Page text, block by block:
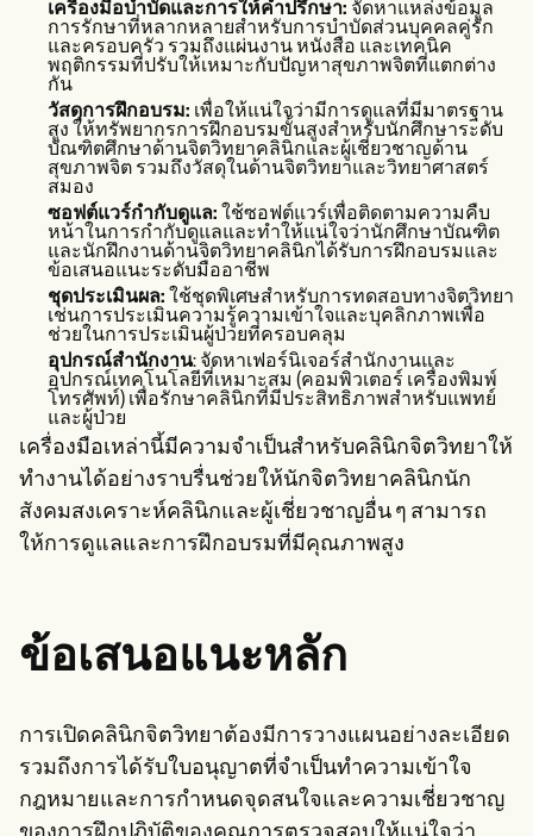
เครื่องมือบำบัดและการให้คำปรึกษา: จัดหาแหล่งข้อมูล
การรักษาที่หลากหลายสำหรับการบำบัดส่วนบุคคลคู่รัก
และครอบครัว รวมถึงแผ่นงาน หนังสือ และเทคนิค
พฤติกรรมที่ปรับให้เหมาะกับปัญหาสุขภาพจิตที่แตกต่าง
กัน
วัสดุการฝึกอบรม: เพื่อให้แน่ใจว่ามีการดูแลที่มีมาตรฐาน
สูง ให้ทรัพยากรการฝึกอบรมขั้นสูงสำหรับนักศึกษาระดับ
บัณฑิตศึกษาด้านจิตวิทยาคลินิกและผู้เชี่ยวชาญด้าน
สุขภาพจิต รวมถึงวัสดุในด้านจิตวิทยาและวิทยาศาสตร์
สมอง
ซอฟต์แวร์กำกับดูแล: ใช้ซอฟต์แวร์เพื่อติดตามความคืบ
หน้าในการกำกับดูแลและทำให้แน่ใจว่านักศึกษาบัณฑิต
และนักฝึกงานด้านจิตวิทยาคลินิกได้รับการฝึกอบรมและ
ข้อเสนอแนะระดับมืออาชีพ
ชุดประเมินผล: ใช้ชุดพิเศษสำหรับการทดสอบทางจิตวิทยา
เช่นการประเมินความรู้ความเข้าใจและบุคลิกภาพเพื่อ
ช่วยในการประเมินผู้ป่วยที่ครอบคลุม
อุปกรณ์สำนักงาน: จัดหาเฟอร์นิเจอร์สำนักงานและ
อุปกรณ์เทคโนโลยีที่เหมาะสม (คอมพิวเตอร์ เครื่องพิมพ์
โทรศัพท์) เพื่อรักษาคลินิกที่มีประสิทธิภาพสำหรับแพทย์
และผู้ป่วย
เครื่องมือเหล่านี้มีความจำเป็นสำหรับคลินิกจิตวิทยาให้
ทำงานได้อย่างราบรื่นช่วยให้นักจิตวิทยาคลินิกนัก
สังคมสงเคราะห์คลินิกและผู้เชี่ยวชาญอื่น ๆ สามารถ
ให้การดูแลและการฝึกอบรมที่มีคุณภาพสูง
ข้อเสนอแนะหลัก
การเปิดคลินิกจิตวิทยาต้องมีการวางแผนอย่างละเอียด
รวมถึงการได้รับใบอนุญาตที่จำเป็นทำความเข้าใจ
กฎหมายและการกำหนดจุดสนใจและความเชี่ยวชาญ